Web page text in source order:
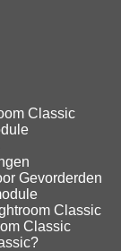
Classic
Gevorderden
Classic
Classic